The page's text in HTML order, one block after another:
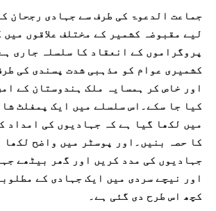
جماعت الدعوۃ کی طرف سے جہادی رجحان
لیے مقبوضہ کشمیر کے مختلف علاقوں میں
پروگراموں کے انعقاد کا سلسلہ جاری
کشمیری عوام کو مذہبی شدت پسندی کی
اور خاص کر ہمسایہ ملک ہندوستان کے
کیا جا سکے۔اس سلسلے میں ایک پمفلٹ
میں لکھا گیا ہے کہ جہادیوں کی امداد
کا حصہ بنیں۔اور پوسٹر میں واضح لکھا
جہادیوں کی مدد کریں اور گھر بیٹھے
اور نیچے سردی میں ایک جہادی کے
کچھ اس طرح دی گئی ہے۔